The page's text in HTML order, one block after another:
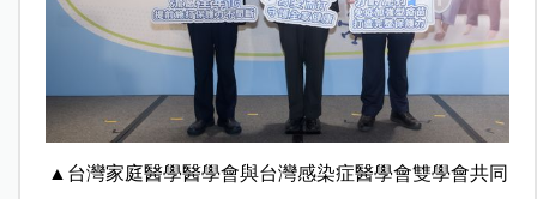
▲台灣家庭醫學醫學會與台灣感染症醫學會雙學會共同